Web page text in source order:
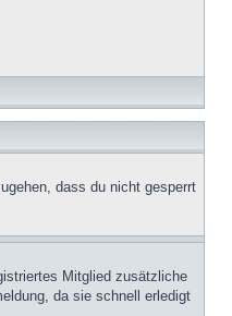
dass du nicht gesperrt
Mitglied zusätzliche
da sie schnell erledigt